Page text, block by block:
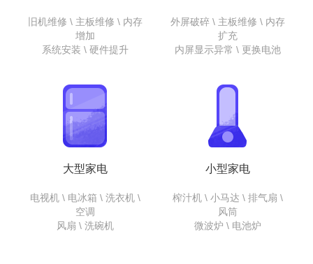
旧机维修 \ 主板维修 \ 内存
增加
系统安装 \ 硬件提升
外屏破碎 \ 主板维修 \ 内存
扩充
内屏显示异常 \ 更换电池
大型家电
电视机 \ 电冰箱 \ 洗衣机 \
空调
风扇 \ 洗碗机
小型家电
榨汁机 \ 小马达 \ 排气扇 \
风筒
微波炉 \ 电池炉